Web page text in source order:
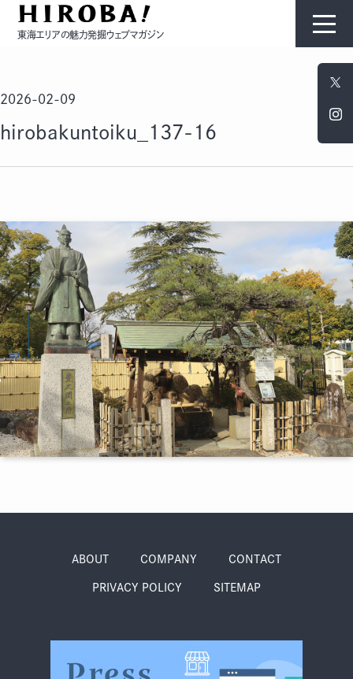
東海エリアの魅力発掘ウェブマガジン
コンテンツ
季節・まち まち・スポット
2026-02-09
hirobakuntoiku_137-16
ABOUT COMPANY CONTACT
PRIVACY POLICY SITEMAP